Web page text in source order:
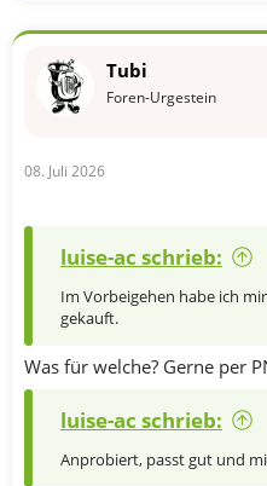
k
:
Tubi
Foren-Urgestein
08. Juli 2026
luise-ac schrieb:
Im Vorbeigehen habe ich
gekauft.
Was für welche? Gerne per
luise-ac schrieb:
Anprobiert, passt gut und